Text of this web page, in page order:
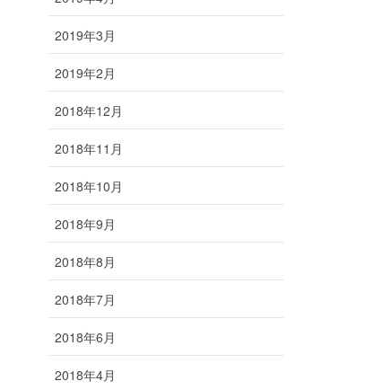
2019年3月
2019年2月
2018年12月
2018年11月
2018年10月
2018年9月
2018年8月
2018年7月
2018年6月
2018年4月